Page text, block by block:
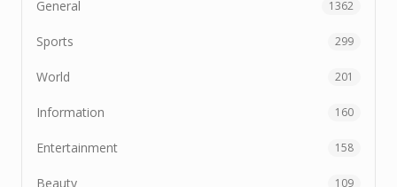
General 1362
Sports 299
World 201
Information 160
Entertainment 158
Beauty 109